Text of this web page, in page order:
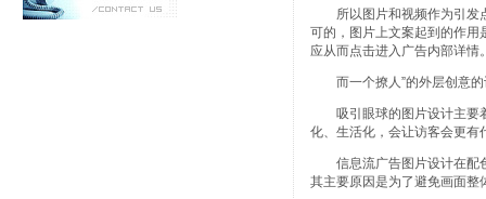
所以图片和视频作为引发点
可的，图片上文案起到的作用
应从而点击进入广告内部详情
而一个撩人”的外层创意的
吸引眼球的图片设计主要着
化、生活化，会让访客会更有
信息流广告图片设计在配色
其主要原因是为了避免画面整